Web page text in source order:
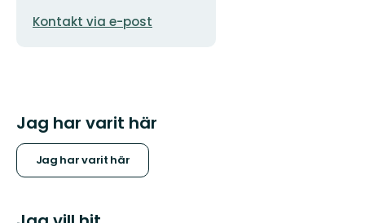
E-
Kontakt via e-post
Jag har varit här
Jag har varit här